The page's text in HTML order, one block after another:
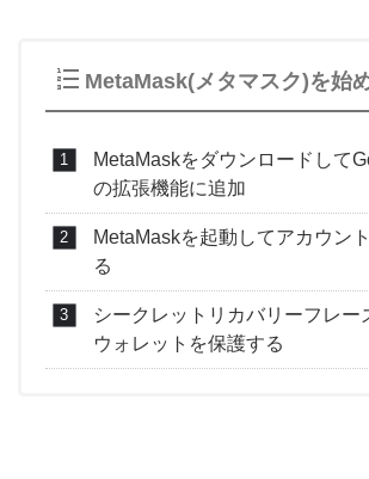
MetaMask(メタマスク)を始
MetaMaskをダウンロードして
の拡張機能に追加
MetaMaskを起動してアカウン
る
シークレットリカバリーフレー
ウォレットを保護する